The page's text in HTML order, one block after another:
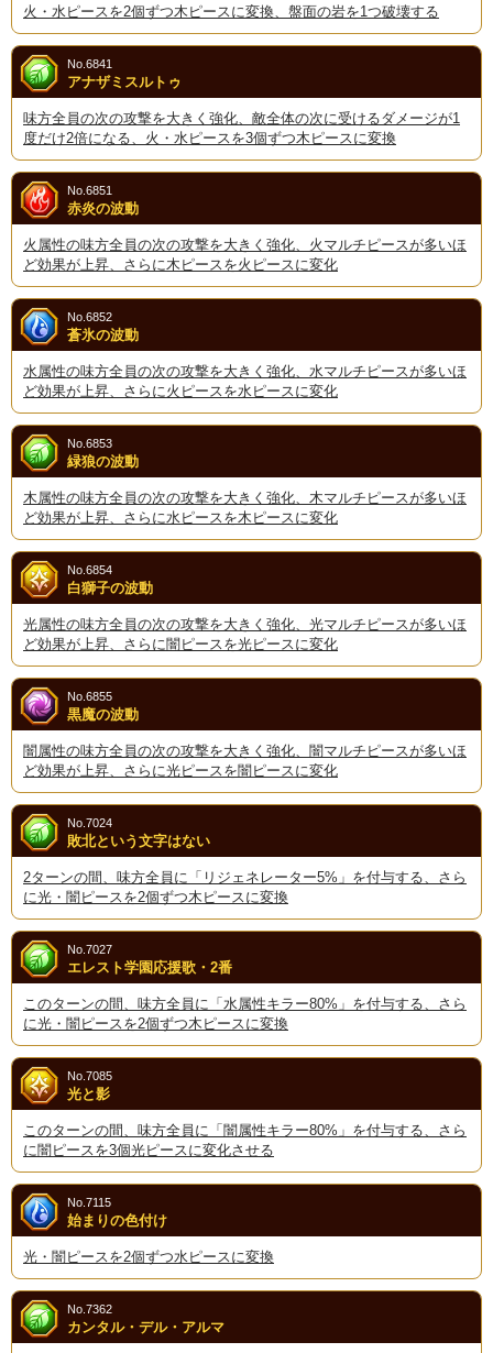
火・水ピースを2個ずつ木ピースに変換、盤面の岩を1つ破壊する
アナザミスルトゥ
No.6841
味方全員の次の攻撃を大きく強化、敵全体の次に受けるダメージが1
度だけ2倍になる、火・水ピースを3個ずつ木ピースに変換
赤炎の波動
No.6851
火属性の味方全員の次の攻撃を大きく強化、火マルチピースが多いほ
ど効果が上昇、さらに木ピースを火ピースに変化
蒼氷の波動
No.6852
水属性の味方全員の次の攻撃を大きく強化、水マルチピースが多いほ
ど効果が上昇、さらに火ピースを水ピースに変化
緑狼の波動
No.6853
木属性の味方全員の次の攻撃を大きく強化、木マルチピースが多いほ
ど効果が上昇、さらに水ピースを木ピースに変化
白獅子の波動
No.6854
光属性の味方全員の次の攻撃を大きく強化、光マルチピースが多いほ
ど効果が上昇、さらに闇ピースを光ピースに変化
黒魔の波動
No.6855
闇属性の味方全員の次の攻撃を大きく強化、闇マルチピースが多いほ
ど効果が上昇、さらに光ピースを闇ピースに変化
敗北という文字はない
No.7024
2ターンの間、味方全員に「リジェネレーター5%」を付与する、さら
に光・闇ピースを2個ずつ木ピースに変換
エレスト学園応援歌・2番
No.7027
このターンの間、味方全員に「水属性キラー80%」を付与する、さら
に光・闇ピースを2個ずつ木ピースに変換
光と影
No.7085
このターンの間、味方全員に「闇属性キラー80%」を付与する、さら
に闇ピースを3個光ピースに変化させる
始まりの色付け
No.7115
光・闇ピースを2個ずつ水ピースに変換
カンタル・デル・アルマ
No.7362